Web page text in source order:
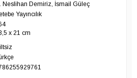
Neslihan Demiriz, İsmail Güleç
Yayıncılık
x 21 cm